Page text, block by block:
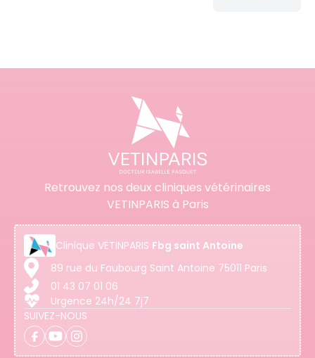
Retrouvez nos deux cliniques vétérinaires
VETINPARIS à Paris
Clinique VETINPARIS Fbg saint Antoine
89 rue du Faubourg Saint Antoine 75011 Paris
01 43 07 01 06
Urgence 24h/24 7j7
SUIVEZ-NOUS